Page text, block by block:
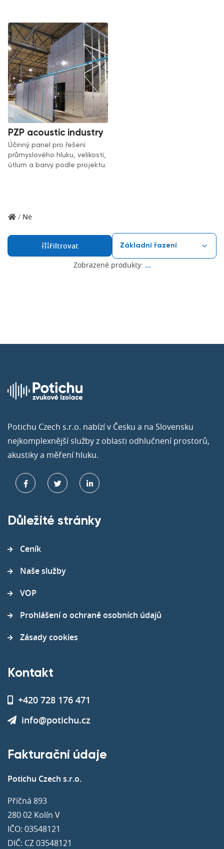
PZP acoustic industry
Účinný panel pro řešení
průmyslového hluku, velikosti,
útlum a barvy podle projektu.
/ Ne
Filtrovat
Zobrazené produkty: ...
Potichu Czech s.r.o. nabízí v Česku a na Slovensku
nejkomplexnější služby z oblasti odhlučnení prostorů,
akustiky a měření hluku.
Důležité stránky
Ceník
Naše služby
VOP
Prohlášení o ochraně osobních údajů
Zásady cookies
Kontakt
+420 728 176 471
info@potichu.cz
Fakturační údaje
Potichu Czech s.r.o.
Příčná 893
280 02 Kolín V
IČO: 03548121
DIČ: CZ 03548121